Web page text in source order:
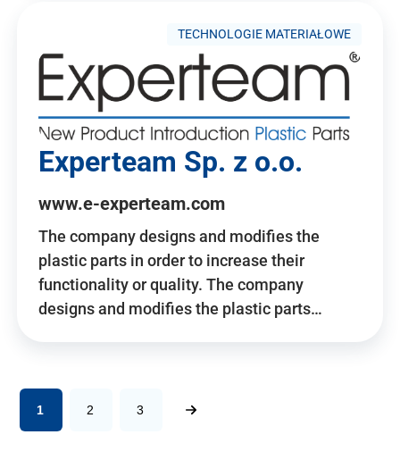
TECHNOLOGIE MATERIAŁOWE
Experteam Sp. z o.o.
www.e-experteam.com
The company designs and modifies the
plastic parts in order to increase their
functionality or quality. The company
designs and modifies the plastic parts…
1 2 3